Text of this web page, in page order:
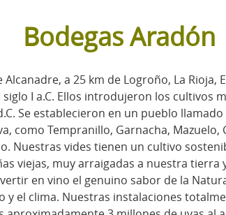
Bodegas Aradón
a 25 km de Logroño, La
I a.C. Ellos introdujeron los cultivos
Se establecieron en un pueblo
como Tempranillo, Garnacha, Mazuelo,
Nuestras vides tienen un cultivo
viejas, muy arraigadas a nuestra
en vino el genuino sabor de la
y el clima. Nuestras instalaciones